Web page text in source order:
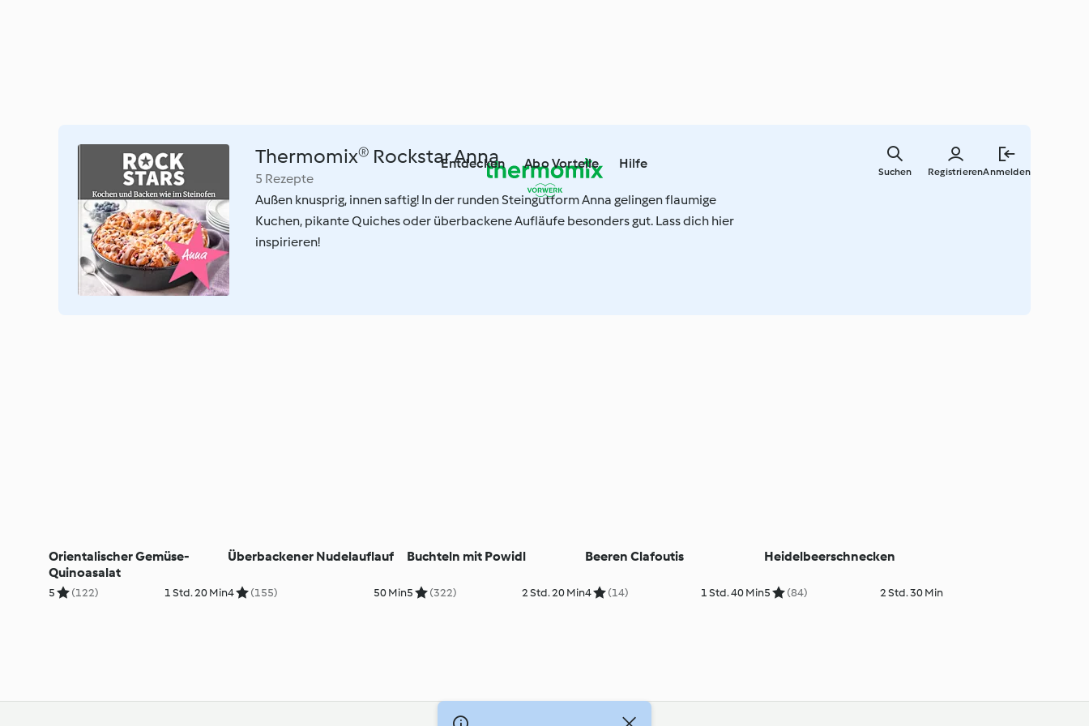
springen
Entdecken Abo Vorteile Hilfe
RegistrierenAnmelden
Suchen
Thermomix® Rockstar Anna
5 Rezepte
Außen knusprig, innen saftig! In der runden Steingutform Anna gelingen flaumige
Kuchen, pikante Quiches oder überbackene Aufläufe besonders gut. Lass dich hier
inspirieren!
Orientalischer Gemüse-
Quinoasalat
5 (122) 1 Std. 20 Min
Überbackener Nudelauflauf
4 (155) 50 Min
Buchteln mit Powidl
5 (322) 2 Std. 20 Min
Beeren Clafoutis
4 (14) 1 Std. 40 Min
Heidelbeerschnecken
5 (84) 2 Std. 30 Min